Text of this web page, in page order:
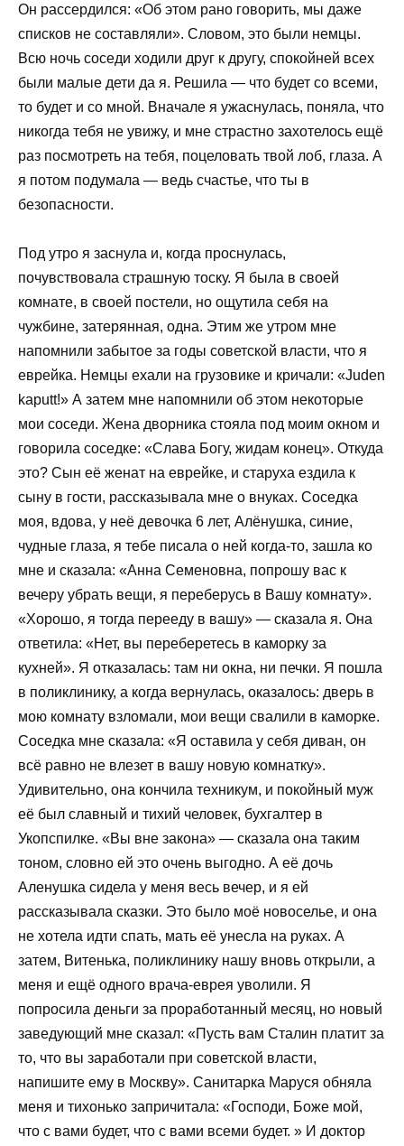
Он рассердился: «Об этом рано говорить, мы даже
списков не составляли». Словом, это были немцы.
Всю ночь соседи ходили друг к другу, спокойней всех
были малые дети да я. Решила — что будет со всеми,
то будет и со мной. Вначале я ужаснулась, поняла, что
никогда тебя не увижу, и мне страстно захотелось ещё
раз посмотреть на тебя, поцеловать твой лоб, глаза. А
я потом подумала — ведь счастье, что ты в
безопасности.
Под утро я заснула и, когда проснулась,
почувствовала страшную тоску. Я была в своей
комнате, в своей постели, но ощутила себя на
чужбине, затерянная, одна. Этим же утром мне
напомнили забытое за годы советской власти, что я
еврейка. Немцы ехали на грузовике и кричали: «Juden
kaputt!» А затем мне напомнили об этом некоторые
мои соседи. Жена дворника стояла под моим окном и
говорила соседке: «Слава Богу, жидам конец». Откуда
это? Сын её женат на еврейке, и старуха ездила к
сыну в гости, рассказывала мне о внуках. Соседка
моя, вдова, у неё девочка 6 лет, Алёнушка, синие,
чудные глаза, я тебе писала о ней когда-то, зашла ко
мне и сказала: «Анна Семеновна, попрошу вас к
вечеру убрать вещи, я переберусь в Вашу комнату».
«Хорошо, я тогда перееду в вашу» — сказала я. Она
ответила: «Нет, вы переберетесь в каморку за
кухней». Я отказалась: там ни окна, ни печки. Я пошла
в поликлинику, а когда вернулась, оказалось: дверь в
мою комнату взломали, мои вещи свалили в каморке.
Соседка мне сказала: «Я оставила у себя диван, он
всё равно не влезет в вашу новую комнатку».
Удивительно, она кончила техникум, и покойный муж
её был славный и тихий человек, бухгалтер в
Укопспилке. «Вы вне закона» — сказала она таким
тоном, словно ей это очень выгодно. А её дочь
Аленушка сидела у меня весь вечер, и я ей
рассказывала сказки. Это было моё новоселье, и она
не хотела идти спать, мать её унесла на руках. А
затем, Витенька, поликлинику нашу вновь открыли, а
меня и ещё одного врача-еврея уволили. Я
попросила деньги за проработанный месяц, но новый
заведующий мне сказал: «Пусть вам Сталин платит за
то, что вы заработали при советской власти,
напишите ему в Москву». Санитарка Маруся обняла
меня и тихонько запричитала: «Господи, Боже мой,
что с вами будет, что с вами всеми будет. » И доктор